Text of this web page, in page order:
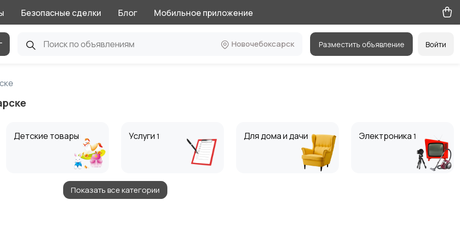
Безопасные сделки Блог Мобильное приложение
Новочебоксарск Разместить объявление Войти
Детские товары Услуги 1 Для дома и дачи Электроника 1
Для Бизнеса
Показать все категории